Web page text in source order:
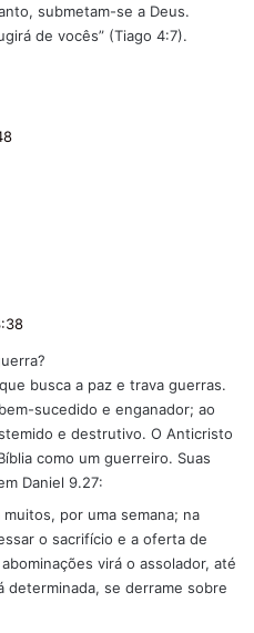
submetam-se a Deus.
de vocês” (Tiago 4:7).
busca a paz e trava guerras.
sucedido e enganador; ao
e destrutivo. O Anticristo
como um guerreiro. Suas
Daniel 9.27:
por uma semana; na
o sacrifício e a oferta de
virá o assolador, até
determinada, se derrame sobre